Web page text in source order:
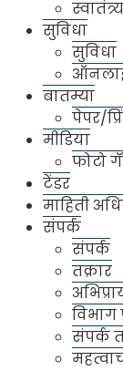
सुविधा
सुविधा
बातम्या
पेपर/
मीडिया
फोटो
टेंडर
माहिती
संपर्क
संपर्क
तक्रार
विभाग
संपर्क
कालावधी
२०२५-२६
२०२४-२५
२०२३-२४
पत्ता
मुंबई कृषि
बाजार)
ठाणे विभाग